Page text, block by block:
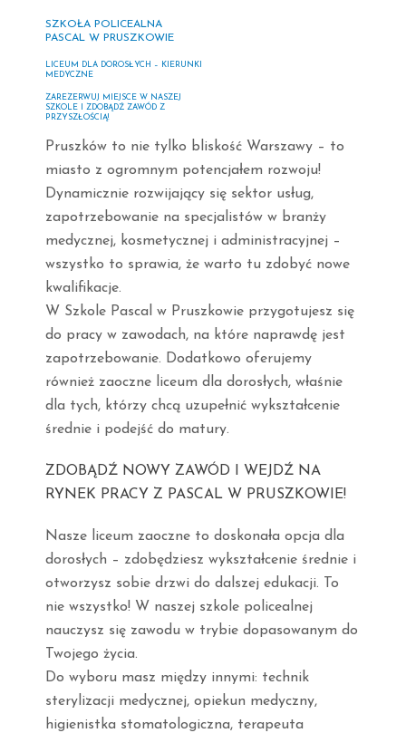
SZKOŁA POLICEALNA
PASCAL W PRUSZKOWIE
LICEUM DLA DOROSŁYCH – KIERUNKI
MEDYCZNE
ZAREZERWUJ MIEJSCE W NASZEJ
SZKOLE I ZDOBĄDŹ ZAWÓD Z
PRZYSZŁOŚCIĄ!
Pruszków to nie tylko bliskość Warszawy – to
miasto z ogromnym potencjałem rozwoju!
Dynamicznie rozwijający się sektor usług,
zapotrzebowanie na specjalistów w branży
medycznej, kosmetycznej i administracyjnej –
wszystko to sprawia, że warto tu zdobyć nowe
kwalifikacje.
W Szkole Pascal w Pruszkowie przygotujesz się
do pracy w zawodach, na które naprawdę jest
zapotrzebowanie. Dodatkowo oferujemy
również zaoczne liceum dla dorosłych, właśnie
dla tych, którzy chcą uzupełnić wykształcenie
średnie i podejść do matury.
ZDOBĄDŹ NOWY ZAWÓD I WEJDŹ NA
RYNEK PRACY Z PASCAL W PRUSZKOWIE!
Nasze liceum zaoczne to doskonała opcja dla
dorosłych – zdobędziesz wykształcenie średnie i
otworzysz sobie drzwi do dalszej edukacji. To
nie wszystko! W naszej szkole policealnej
nauczysz się zawodu w trybie dopasowanym do
Twojego życia.
Do wyboru masz między innymi: technik
sterylizacji medycznej, opiekun medyczny,
higienistka stomatologiczna, terapeuta